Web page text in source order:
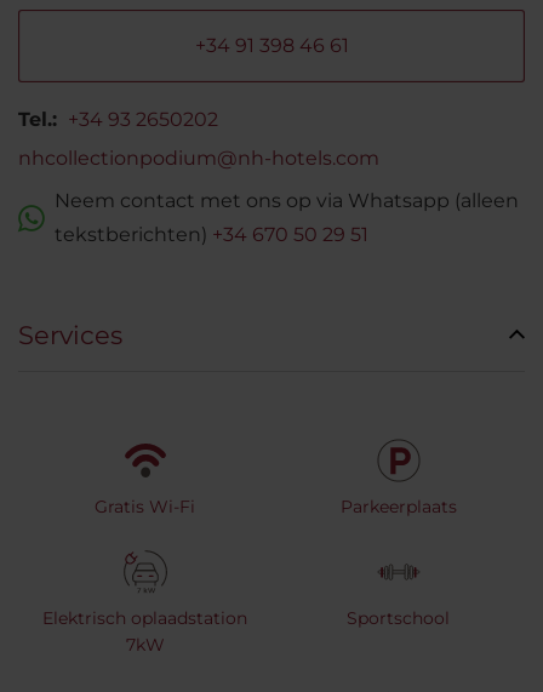
+34 91 398 46 61
Tel.: +34 93 2650202
nhcollectionpodium@nh-hotels.com
Neem contact met ons op via Whatsapp (alleen
tekstberichten) +34 670 50 29 51
Services
Gratis Wi-Fi Parkeerplaats
Elektrisch oplaadstation
7kW
Sportschool